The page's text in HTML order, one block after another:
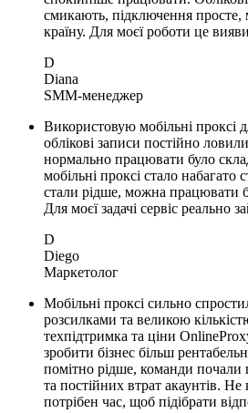
смикають, підключення
країну. Для моєї роботи це
D
Diana
SMM-менеджер
Використовую мобільні проксі
облікові записи постійно
нормально працювати було
мобільні проксі стало набагато
стали рідше, можна працювати
Для моєї задачі сервіс реально
D
Diego
Маркетолог
Мобільні проксі сильно
розсилками та великою
техпідтримка та ціни
зробити бізнес більш
помітно рідше, команди почали
та постійних втрат акаунтів. Не
потрібен час, щоб підібрати